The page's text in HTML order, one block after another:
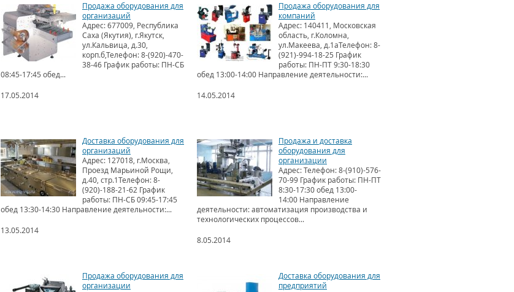
Продажа оборудования для
организаций
Адрес: 677009, Республика
Саха (Якутия), г.Якутск,
ул.Кальвица, д.30,
корп.б,Телефон: 8-(920)-470-
38-46 График работы: ПН-СБ
08:45-17:45 обед...
17.05.2014
Продажа оборудования для
компаний
Адрес: 140411, Московская
область, г.Коломна,
ул.Макеева, д.1аТелефон: 8-
(921)-994-18-25 График
работы: ПН-ПТ 9:30-18:30
обед 13:00-14:00 Направление деятельности:...
14.05.2014
Доставка оборудования для
организаций
Адрес: 127018, г.Москва,
Проезд Марьиной Рощи,
д.40, стр.1Телефон: 8-
(920)-188-21-62 График
работы: ПН-СБ 09:45-17:45
обед 13:30-14:30 Направление деятельности:...
13.05.2014
Продажа и доставка
оборудования для
организации
Адрес: Телефон: 8-(910)-576-
70-99 График работы: ПН-ПТ
8:30-17:30 обед 13:00-
14:00 Направление
деятельности: автоматизация производства и
технологических процессов...
8.05.2014
Продажа оборудования для
организации
Доставка оборудования для
предприятий